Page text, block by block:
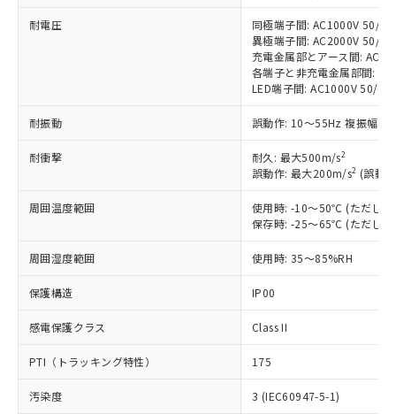
耐電圧
同極端子間: AC1000V 50/
異極端子間: AC2000V 50/
充電金属部とアース間:
各端子と非充電金属部間:
LED端子間: AC1000V 50/
耐振動 誤動作: 10～55Hz 複振幅
耐衝撃 耐久: 最大500m/s2
誤動作: 最大200m/s2 (誤動
周囲温度範囲
使用時: -10～50℃ (ただし、
保存時: -25～65℃ (ただし、
周囲湿度範囲 使用時: 35～85%RH
保護構造 IP00
感電保護クラス Class II
PTI（トラッキング特性） 175
汚染度 3 (IEC60947-5-1)
本サービスは、当社制御機器事業取扱
商品の当社在庫状況および標準価格
(税抜)を提供させていただくもので
当社制御機器事業取扱商品の中には、
本サービスの対象外となる商品もある
在庫状況および標準価格照会結果は、
記載している更新日時点での社内デー
タに基づき作成されるものであり、閲
覧された時点での実際の在庫および標
準価格とは異なる場合があることをご
対応済み：EU RoHS指令（10物質）の
非含有に対応した製品が提供可能な商品で
対応予定：EU RoHS指令（10物質）の非含
有に対応した製品に切り替える予定のある
対応予定なし：EU RoHS指令（10物質）の
非含有に非対応の商品で、対応品を出す予
調査・確認中：EU RoHS指令（10物質）の
非含有の対応状況を調査中または確認中の
商品です。
非該当品：ライセンス料など無形物で、有
害物質有無と関係のない商品です。
いたものが、含有品と判明した場合などや
むを得ず変更することがあります。
鉛(Pb) 1000ppm以下、 水銀(Hg) 1000ppm以下、 カド
ミウム(Cd) 100ppm以下、
六価クロム(Cr(Ⅵ)) 1000ppm以下、ポリ臭化ビフェニル
類(PBB) 1000ppm以下、ポリ臭化ジフェニルエーテル類
(PBDE) 1000ppm以下、フタル酸ビス(2-エチルヘキシ
「○」：最大均質材料含有率が中国RoHSの
「×」：最大均質材料含有率が中国RoHSの
基準値を超えていることを示します。
い合わせください。
*中国RoHS10物質の基準値 (GB/T26572)：
Cr(Ⅵ)(六価クロム) : 1000ppm、 PBBs(ポリ臭化ビフェ
当社は、これら貴社製品のうち、外国
為替および外国貿易法に定める商品
（以下｢規制貨物等」という）を輸出
または国外への提供する場合は、日本
国政府の輸出許可(または役務取引許
可)を取得するなどの必要な手続きを
記
号
説明